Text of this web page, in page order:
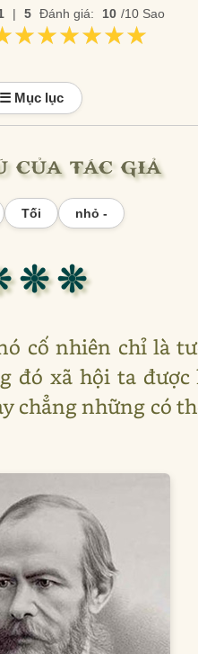
| 5 Đánh giá: 10 /10 Sao
☰ Mục lục
của tác giả
Tối nhỏ -
❊ ❊
cố nhiên chỉ là
đó xã hội ta
chẳng những có